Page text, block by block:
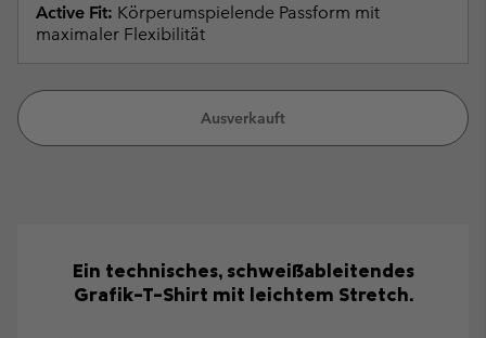
Active Fit: Körperumspielende Passform mit
maximaler Flexibilität
Ausverkauft
Ein technisches, schweißableitendes
Grafik-T-Shirt mit leichtem Stretch.